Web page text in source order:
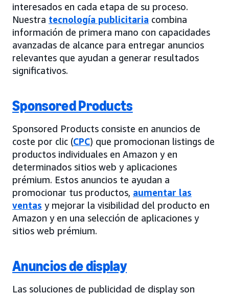
interesados en cada etapa de su proceso.
Nuestra tecnología publicitaria combina
información de primera mano con capacidades
avanzadas de alcance para entregar anuncios
relevantes que ayudan a generar resultados
significativos.
Sponsored Products
Sponsored Products consiste en anuncios de
coste por clic (CPC) que promocionan listings de
productos individuales en Amazon y en
determinados sitios web y aplicaciones
prémium. Estos anuncios te ayudan a
promocionar tus productos, aumentar las
ventas y mejorar la visibilidad del producto en
Amazon y en una selección de aplicaciones y
sitios web prémium.
Anuncios de display
Las soluciones de publicidad de display son